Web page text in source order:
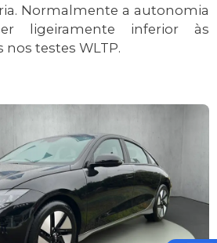
Normalmente a autonomia
ligeiramente inferior às
testes WLTP.